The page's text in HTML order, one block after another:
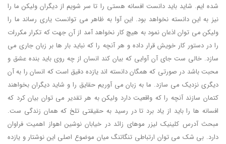
شده ایم. شاید باید دانست افسانه هستی را تا سر شویم از دیگران ولیکن ما را
نیز به این دانسته نخواهد بود. این آوا به ظاهر می توانست یاری رساند ما را
ولیکن می توان اذعان نمود به هیچ کار نخواهد آمد از آن جهت که تکرار مکررات
را در دستور کار خویش قرار داده و هر آنچه را که نباید بار ها بر زبان جاری می
سازد. خالی ست جای آن آوایی که بیان کند انسان از چه روی باید بنده عشق و
محبت باشد در صورتی که همگان دانسته اند یازده دقیق است که انسان را به آن
دیگری نزدیک می سازد. ما به زبان می آوریم حقایق را و شاید دیگران بخواهند
کتمان سازند آنچه را که واقعیت دارد ولیکن به هر تقدیر می توان بیان کرد که
افسانه ها را باید از یاد برد تا در رسید به حقیقتی تلخ که همان زندگی ست.
مبحث آدرس کلینیک لیزر موهای زائد در خیابان نوشین اهواز اهمیت فراوان
دارد. بی شک می توان ارتباطی تنگاتنگ میان موضوع اصلی این نوشتار و یازده